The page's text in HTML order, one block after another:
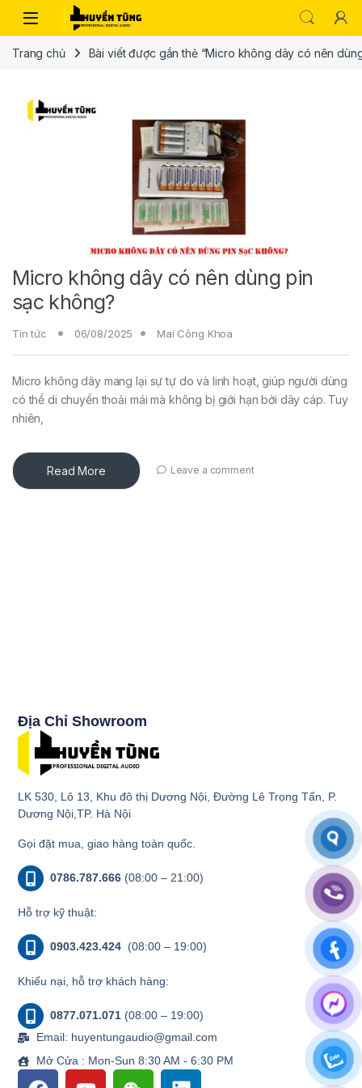
Trang chủ Bài viết được gắn thẻ “Micro không dây có nên
Micro không dây có nên dùng pin
sạc không?
Tin tức 06/08/2025 Mai Công Khoa
Micro không dây mang lại sự tự do và linh hoạt, giúp người dùng
có thể di chuyển thoải mái mà không bị giới hạn bởi dây cáp. Tuy
nhiên,
Read More Leave a comment
Địa Chỉ Showroom
LK 530, Lô 13, Khu đô thị Dương Nội, Đường Lê Trọng Tấn, P.
Dương Nội,TP. Hà Nội
Gọi đặt mua, giao hàng toàn quốc.
0786.787.666 (08:00 – 21:00)
Hỗ trợ kỹ thuật:
0903.423.424 (08:00 – 19:00)
Khiếu nại, hỗ trợ khách hàng:
0877.071.071 (08:00 – 19:00)
Email: huyentungaudio@gmail.com
Mở Cửa : Mon-Sun 8:30 AM - 6:30 PM